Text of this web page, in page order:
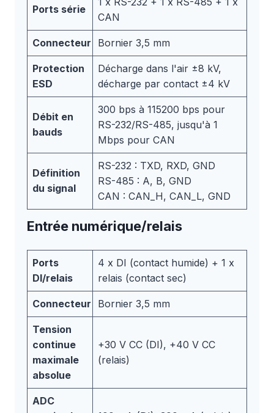
Ports série
CAN
Connecteur Bornier 3,5 mm
Protection
ESD
Décharge dans l'air ±8 kV,
décharge par contact ±4 kV
Débit en
bauds
300 bps à 115200 bps pour
RS-232/RS-485, jusqu'à 1
Mbps pour CAN
Définition
du signal
RS-232 : TXD, RXD, GND
RS-485 : A, B, GND
CAN : CAN_H, CAN_L, GND
Entrée numérique/relais
Ports
DI/relais
4 x DI (contact humide) + 1 x
relais (contact sec)
Connecteur Bornier 3,5 mm
Tension
continue
maximale
absolue
+30 V CC (DI), +40 V CC
(relais)
ADC